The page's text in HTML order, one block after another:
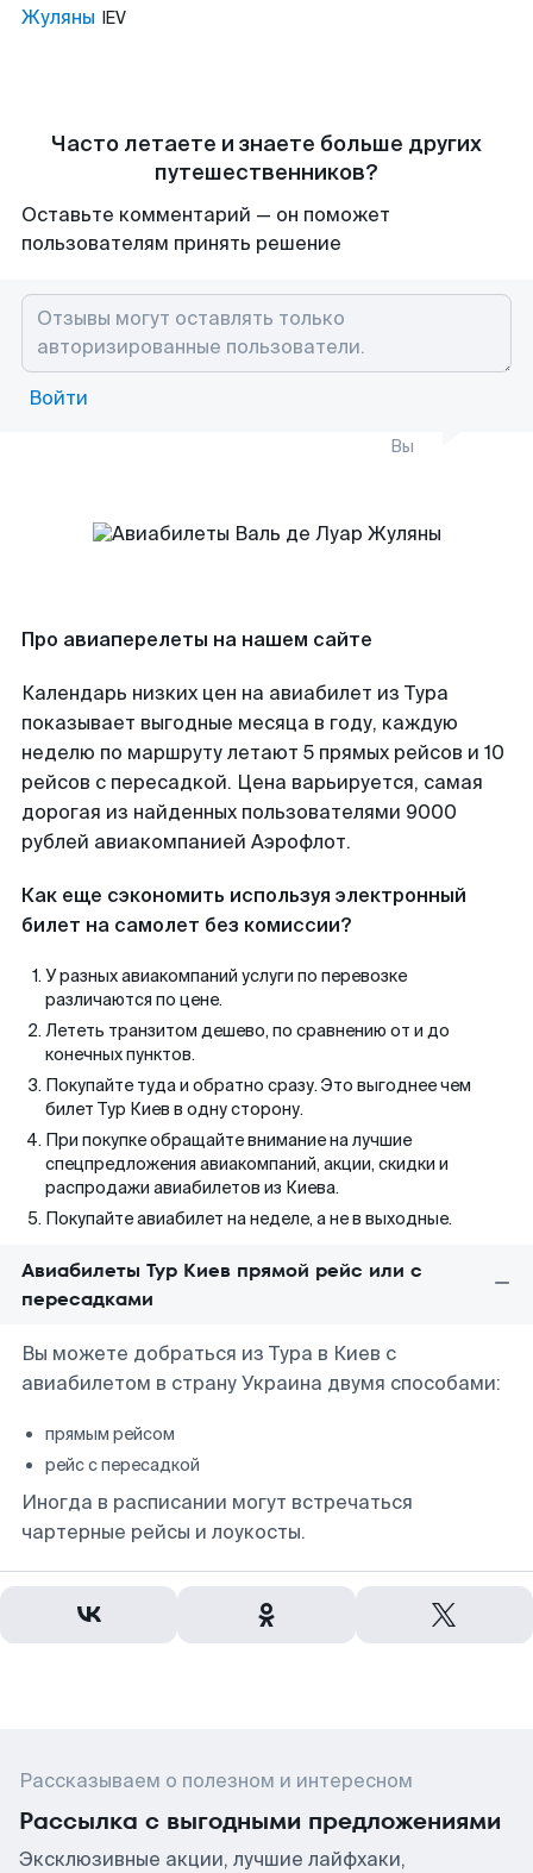
Жуляны IEV
Часто летаете и знаете больше других
путешественников?
Оставьте комментарий — он поможет
пользователям принять решение
Войти
Вы
Про авиаперелеты на нашем сайте
Календарь низких цен на авиабилет из Тура
показывает выгодные месяца в году, каждую
неделю по маршруту летают 5 прямых рейсов и 10
рейсов с пересадкой. Цена варьируется, самая
дорогая из найденных пользователями 9000
рублей авиакомпанией Аэрофлот.
Как еще сэкономить используя электронный
билет на самолет без комиссии?
У разных авиакомпаний услуги по перевозке
различаются по цене.
Лететь транзитом дешево, по сравнению от и до
конечных пунктов.
Покупайте туда и обратно сразу. Это выгоднее чем
билет Тур Киев в одну сторону.
При покупке обращайте внимание на лучшие
спецпредложения авиакомпаний, акции, скидки и
распродажи авиабилетов из Киева.
Покупайте авиабилет на неделе, а не в выходные.
Авиабилеты Тур Киев прямой рейс или с
пересадками
Вы можете добраться из Тура в Киев с
авиабилетом в страну Украина двумя способами:
прямым рейсом
рейс с пересадкой
Иногда в расписании могут встречаться
чартерные рейсы и лоукосты.
Рассказываем о полезном и интересном
Рассылка с выгодными предложениями
Эксклюзивные акции, лучшие лайфхаки,